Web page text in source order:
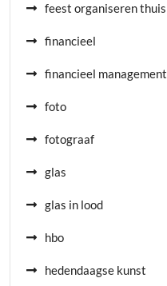
feest organiseren thuis
financieel
financieel management
foto
fotograaf
glas
glas in lood
hbo
hedendaagse kunst